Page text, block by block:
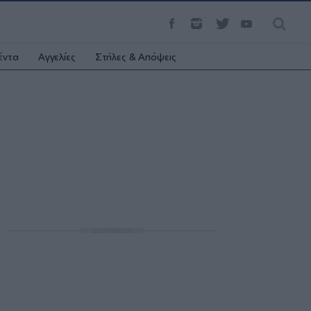
Αγγελίες Στήλες & Απόψεις